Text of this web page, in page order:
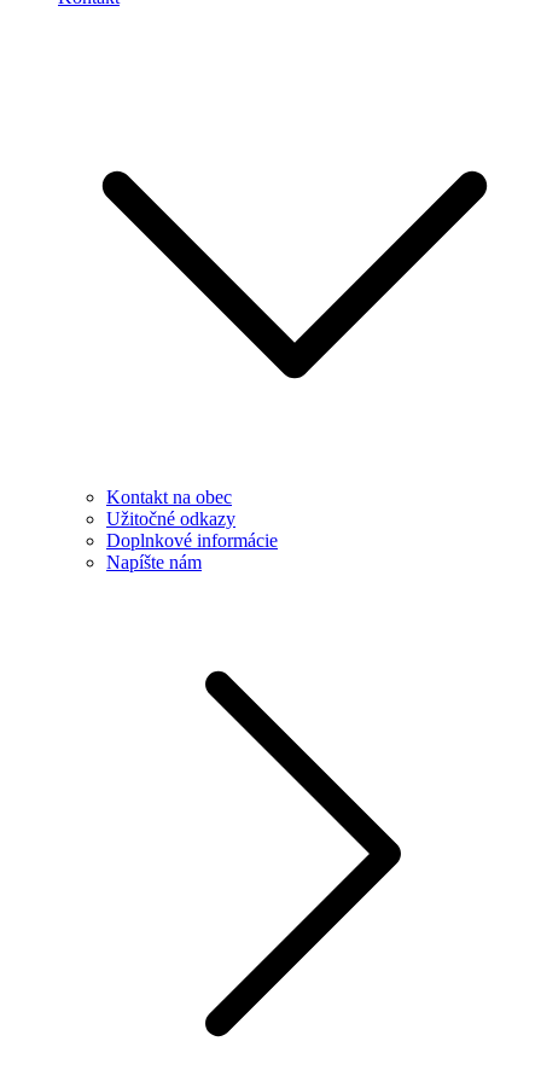
Kontakt na obec
Užitočné odkazy
Doplnkové informácie
Napíšte nám